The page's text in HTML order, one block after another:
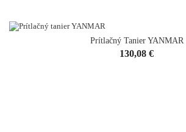
Prítlačný Tanier YANMAR
Cena
130,08 €